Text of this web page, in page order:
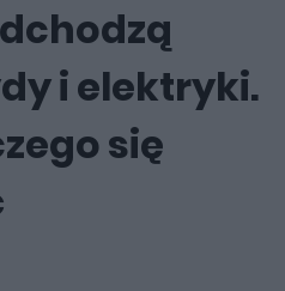
i elektryki.
się